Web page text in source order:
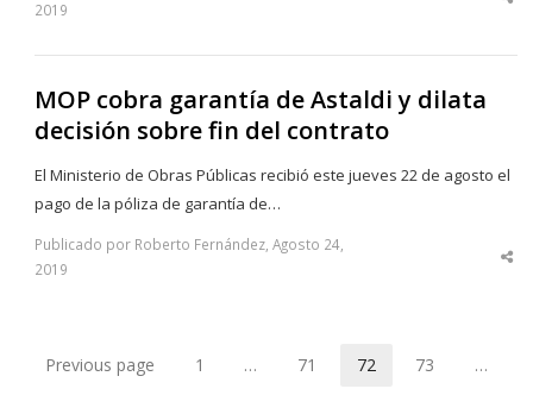
2019
MOP cobra garantía de Astaldi y dilata
decisión sobre fin del contrato
El Ministerio de Obras Públicas recibió este jueves 22 de agosto el
pago de la póliza de garantía de…
Publicado por Roberto Fernández, Agosto 24,
2019
Previous page Page
1 … 71 72 73 …